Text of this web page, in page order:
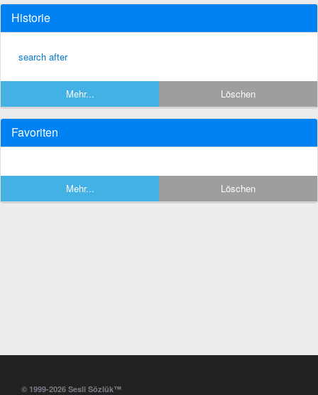
Historie
search after
Mehr... Löschen
Favoriten
Mehr... Löschen
© 1999-2026 Sesli Sözlük™